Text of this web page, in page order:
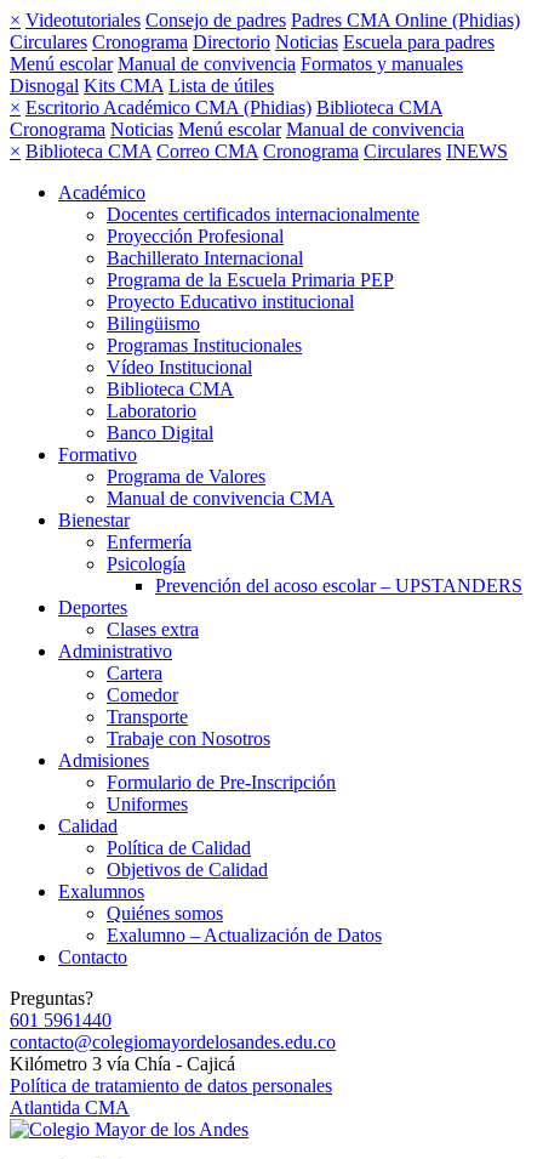
× Videotutoriales Consejo de padres Padres CMA Online (Phidias)
Circulares Cronograma Directorio Noticias Escuela para padres
Menú escolar Manual de convivencia Formatos y manuales
Disnogal Kits CMA Lista de útiles
× Escritorio Académico CMA (Phidias) Biblioteca CMA
Cronograma Noticias Menú escolar Manual de convivencia
× Biblioteca CMA Correo CMA Cronograma Circulares INEWS
Académico
Docentes certificados internacionalmente
Proyección Profesional
Bachillerato Internacional
Programa de la Escuela Primaria PEP
Proyecto Educativo institucional
Bilingüismo
Programas Institucionales
Vídeo Institucional
Biblioteca CMA
Laboratorio
Banco Digital
Formativo
Programa de Valores
Manual de convivencia CMA
Bienestar
Enfermería
Psicología
Prevención del acoso escolar – UPSTANDERS
Deportes
Clases extra
Administrativo
Cartera
Comedor
Transporte
Trabaje con Nosotros
Admisiones
Formulario de Pre-Inscripción
Uniformes
Calidad
Política de Calidad
Objetivos de Calidad
Exalumnos
Quiénes somos
Exalumno – Actualización de Datos
Contacto
Preguntas?
601 5961440
contacto@colegiomayordelosandes.edu.co
Kilómetro 3 vía Chía - Cajicá
Política de tratamiento de datos personales
Atlantida CMA